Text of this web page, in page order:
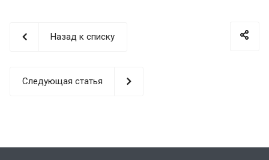
Назад к списку
Следующая статья